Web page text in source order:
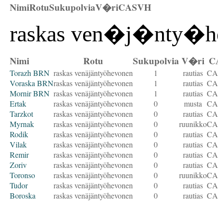
NimiRotuSukupolviaV�riCASVH
raskas
Nimi Rotu Sukupolvia V�ri
Torazh BRN raskas venäjäntyöhevonen 1 rautias
Voraska BRNraskas venäjäntyöhevonen 1 rautias
Mornir BRN raskas venäjäntyöhevonen 1 rautias
Ertak
raskas venäjäntyöhevonen 0 musta
Tarzkot
raskas venäjäntyöhevonen 0 rautias
Myrnak
raskas venäjäntyöhevonen 0 ruunikko
Rodik
raskas venäjäntyöhevonen 0 rautias
Vilak
raskas venäjäntyöhevonen 0 rautias
Remir
raskas venäjäntyöhevonen 0 rautias
Zoriv
raskas venäjäntyöhevonen 0 rautias
Toronso
raskas venäjäntyöhevonen 0 ruunikko
Tudor
raskas venäjäntyöhevonen 0 rautias
Boroska
raskas venäjäntyöhevonen 0 rautias